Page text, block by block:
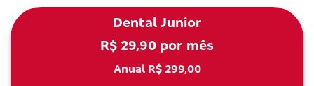
Dental Junior
R$ 29,90 por mês
Anual R$ 299,00